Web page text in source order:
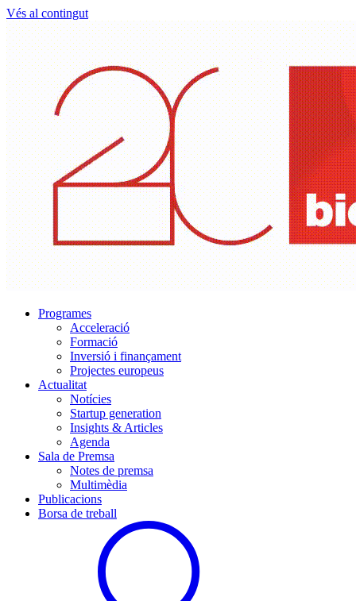
Vés al contingut
Programes
Acceleració
Formació
Inversió i finançament
Projectes europeus
Actualitat
Notícies
Startup generation
Insights & Articles
Agenda
Sala de Premsa
Notes de premsa
Multimèdia
Publicacions
Borsa de treball